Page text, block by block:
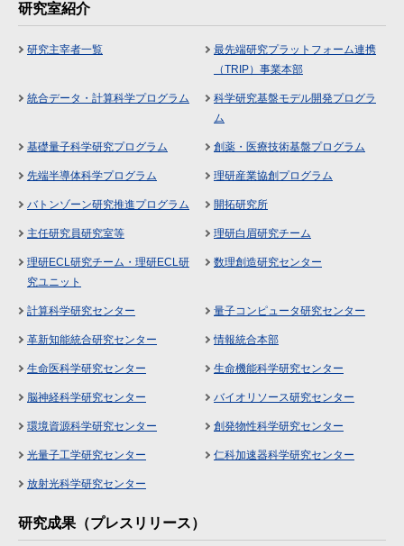
研究室紹介
研究主宰者一覧
最先端研究プラットフォーム連携
（TRIP）事業本部
統合データ・計算科学プログラム
科学研究基盤モデル開発プログラ
ム
基礎量子科学研究プログラム 創薬・医療技術基盤プログラム
先端半導体科学プログラム 理研産業協創プログラム
バトンゾーン研究推進プログラム 開拓研究所
主任研究員研究室等 理研白眉研究チーム
理研ECL研究チーム・理研ECL研
究ユニット
数理創造研究センター
計算科学研究センター 量子コンピュータ研究センター
革新知能統合研究センター 情報統合本部
生命医科学研究センター 生命機能科学研究センター
脳神経科学研究センター バイオリソース研究センター
環境資源科学研究センター 創発物性科学研究センター
光量子工学研究センター 仁科加速器科学研究センター
放射光科学研究センター
研究成果（プレスリリース）